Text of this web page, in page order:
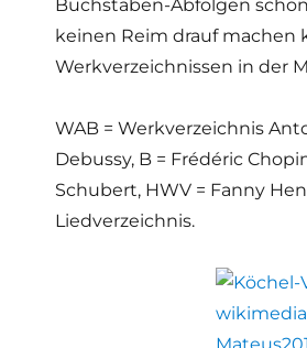
Buchstaben-Abfolgen
keinen Reim drauf machen
Werkverzeichnissen in der
WAB = Werkverzeichnis
Debussy, B = Frédéric
Schubert, HWV = Fanny
Liedverzeichnis.